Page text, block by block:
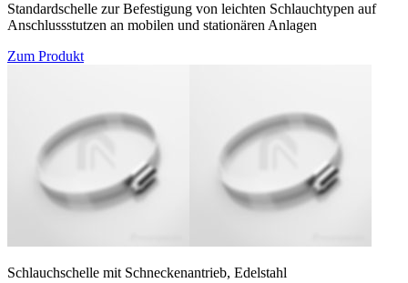
Standardschelle zur Befestigung von leichten Schlauchtypen auf
Anschlussstutzen an mobilen und stationären Anlagen
Zum Produkt
Schlauchschelle mit Schneckenantrieb, Edelstahl